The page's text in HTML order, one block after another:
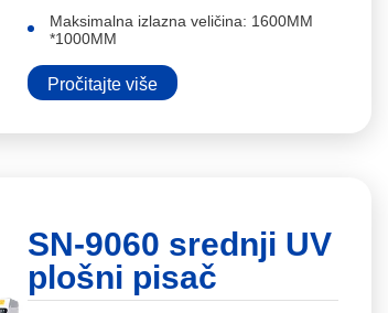
Maksimalna izlazna veličina: 1600MM
*1000MM
Pročitajte više
SN-9060 srednji UV
plošni pisač